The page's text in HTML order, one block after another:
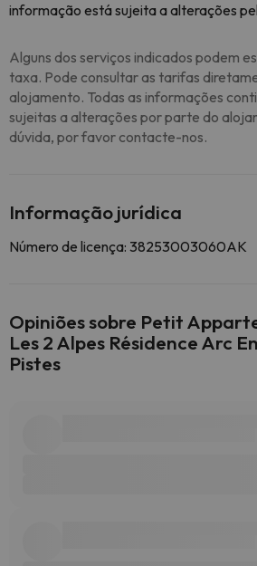
informação está sujeita a alterações
Alguns dos serviços indicados podem
taxa. Pode consultar as tarifas
alojamento. Todas as informações
sujeitas a alterações por parte do
dúvida, por favor contacte-nos.
Informação jurídica
Número de licença: 38253003060AK
Opiniões sobre Petit
Les 2 Alpes Résidence Arc
Pistes